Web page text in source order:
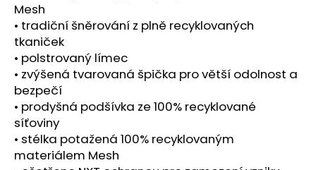
Mesh
• tradiční šněrování z plně recyklovaných
tkaniček
• polstrovaný límec
• zvýšená tvarovaná špička pro větší odolnost a
bezpečí
• prodyšná podšívka ze 100% recyklované
síťoviny
• stélka potažená 100% recyklovaným
materiálem Mesh
o
r
u
č
u
j
e
m
e